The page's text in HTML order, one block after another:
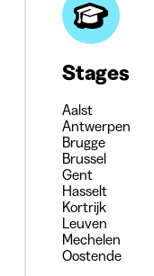
Stages
Aalst
Antwerpen
Brugge
Brussel
Gent
Hasselt
Kortrijk
Leuven
Mechelen
Oostende